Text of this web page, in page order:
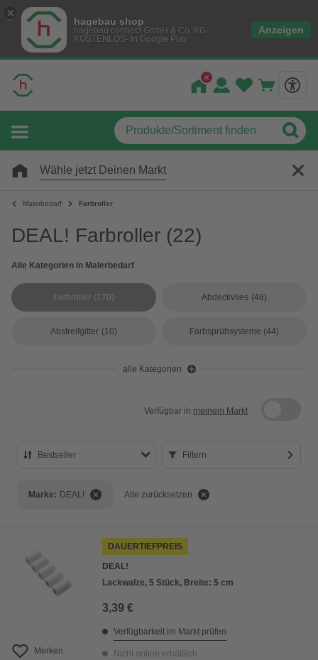
hagebau shop
hagebau connect GmbH & Co. KG
KOSTENLOS- In Google Play
Anzeigen
Wähle jetzt Deinen Markt
Malerbedarf Farbroller
DEAL! Farbroller (22)
Alle Kategorien in Malerbedarf
Farbroller (170) Abdeckvlies (48)
Abstreifgitter (10) Farbsprühsysteme (44)
alle Kategorien
Verfügbar in meinem Markt
Bestseller
Bestseller
Filtern
Marke: DEAL! Alle zurücksetzen
Merken
DAUERTIEFPREIS
DEAL!
Lackwalze, 5 Stück, Breite: 5 cm
3,39 €
Verfügbarkeit im Markt prüfen
Nicht online erhältlich